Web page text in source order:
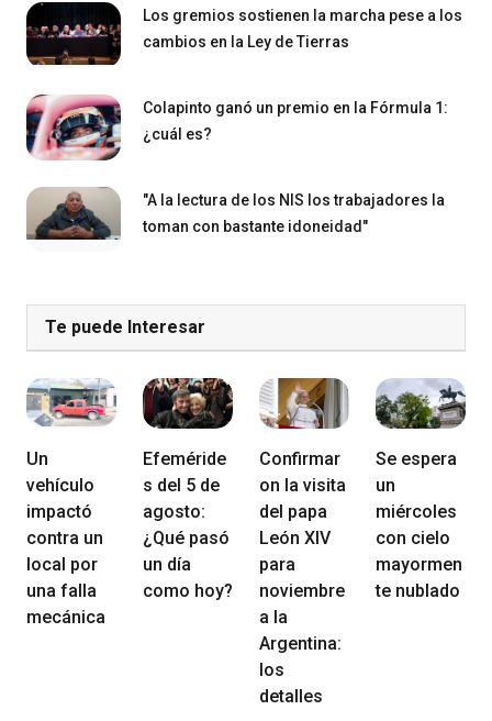
Los gremios sostienen la marcha pese a los
cambios en la Ley de Tierras
Colapinto ganó un premio en la Fórmula 1:
¿cuál es?
"A la lectura de los NIS los trabajadores la
toman con bastante idoneidad"
Te puede Interesar
Un
vehículo
impactó
contra un
local por
una falla
mecánica
Efeméride
s del 5 de
agosto:
¿Qué pasó
un día
como hoy?
Confirmar
on la visita
del papa
León XIV
para
noviembre
a la
Argentina:
los
detalles
Se espera
un
miércoles
con cielo
mayormen
te nublado